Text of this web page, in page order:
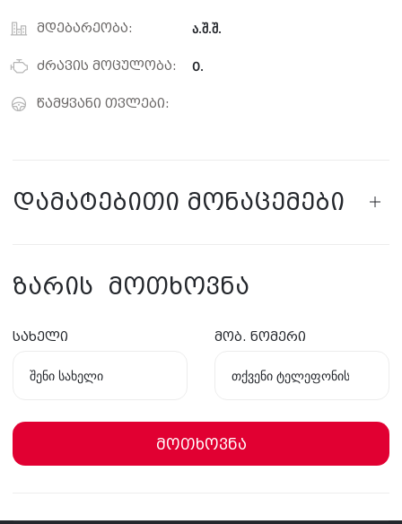
მდებარეობა: ა.შ.შ.
ძრავის მოცულობა: 0.
წამყვანი თვლები:
დამატებითი მონაცემები
ზარის მოთხოვნა
სახელი მობ. ნომერი
მოთხოვნა